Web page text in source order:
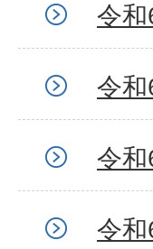
令
令
令
令